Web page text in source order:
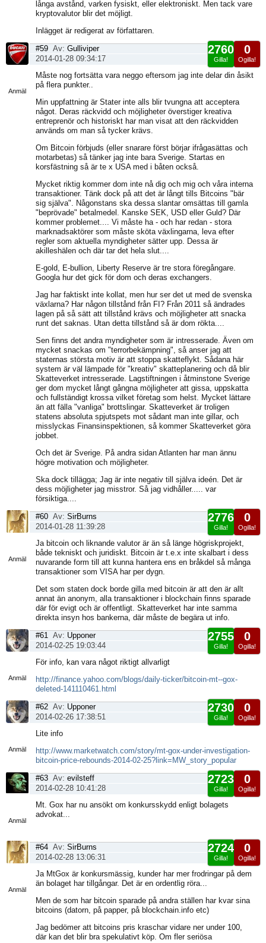
långa avstånd, varken fysiskt, eller elektroniskt. Men tack vare
kryptovalutor blir det möjligt.
Inlägget är redigerat av författaren.
Anmäl
0
Ogilla!
2760
Gilla!
#59 Av: Gulliviper
2014-01-28 09:34:17
Måste nog fortsätta vara neggo eftersom jag inte delar din åsikt
på flera punkter..
Min uppfattning är Stater inte alls blir tvungna att acceptera
något. Deras räckvidd och möjligheter överstiger kreativa
entreprenör och historiskt har man visat att den räckvidden
används om man så tycker krävs.
Om Bitcoin förbjuds (eller snarare först börjar ifrågasättas och
motarbetas) så tänker jag inte bara Sverige. Startas en
korsfästning så är te x USA med i båten också.
Mycket riktig kommer dom inte nå dig och mig och våra interna
transaktioner. Tänk dock på att det är långt tills Bitcoins "bär
sig själva". Någonstans ska dessa slantar omsättas till gamla
"beprövade" betalmedel. Kanske SEK, USD eller Guld? Där
kommer problemet.... Vi måste ha - och har redan - stora
marknadsaktörer som måste sköta växlingarna, leva efter
regler som aktuella myndigheter sätter upp. Dessa är
akilleshälen och där tar det hela slut....
E-gold, E-bullion, Liberty Reserve är tre stora föregångare.
Googla hur det gick för dom och deras exchangers.
Jag har faktiskt inte kollat, men hur ser det ut med de svenska
växlarna? Har någon tillstånd från FI? Från 2011 så ändrades
lagen på så sätt att tillstånd krävs och möjligheter att snacka
runt det saknas. Utan detta tillstånd så är dom rökta....
Sen finns det andra myndigheter som är intresserade. Även om
mycket snackas om "terrorbekämpning", så anser jag att
staternas största motiv är att stoppa skatteflykt. Sådana här
system är väl lämpade för "kreativ" skatteplanering och då blir
Skatteverket intresserade. Lagstiftningen i åtminstone Sverige
ger dom mycket långt gångna möjligheter att gissa, uppskatta
och fullständigt krossa vilket företag som helst. Mycket lättare
än att fälla "vanliga" brottslingar. Skatteverket är troligen
statens absoluta spjutspets mot sådant man inte gillar, och
misslyckas Finansinspektionen, så kommer Skatteverket göra
jobbet.
Och det är Sverige. På andra sidan Atlanten har man ännu
högre motivation och möjligheter.
Ska dock tillägga; Jag är inte negativ till själva ideén. Det är
dess möjligheter jag misstror. Så jag vidhåller..... var
försiktiga....
Anmäl
0
Ogilla!
2776
Gilla!
#60 Av: SirBurns
2014-01-28 11:39:28
Ja bitcoin och liknande valutor är än så länge högriskprojekt,
både tekniskt och juridiskt. Bitcoin är t.e.x inte skalbart i dess
nuvarande form till att kunna hantera ens en bråkdel så många
transaktioner som VISA har per dygn.
Det som staten dock borde gilla med bitcoin är att den är allt
annat än anonym, alla transaktioner i blockchain finns sparade
där för evigt och är offentligt. Skatteverket har inte samma
direkta insyn hos bankerna, där måste de begära ut info.
Anmäl
0
Ogilla!
2755
Gilla!
#61 Av: Upponer
2014-02-25 19:03:44
För info, kan vara något riktigt allvarligt
http://finance.yahoo.com/blogs/daily-ticker/bitcoin-mt--gox-
deleted-141110461.html
Anmäl
0
Ogilla!
2730
Gilla!
#62 Av: Upponer
2014-02-26 17:38:51
Lite info
http://www.marketwatch.com/story/mt-gox-under-investigation-
bitcoin-price-rebounds-2014-02-25?link=MW_story_popular
Anmäl
0
Ogilla!
2723
Gilla!
#63 Av: evilsteff
2014-02-28 10:41:28
Mt. Gox har nu ansökt om konkursskydd enligt bolagets
advokat...
Anmäl
0
Ogilla!
2724
Gilla!
#64 Av: SirBurns
2014-02-28 13:06:31
Ja MtGox är konkursmässig, kunder har mer frodringar på dem
än bolaget har tillgångar. Det är en ordentlig röra...
Men de som har bitcoin sparade på andra ställen har kvar sina
bitcoins (datorn, på papper, på blockchain.info etc)
Jag bedömer att bitcoins pris kraschar vidare ner under 100,
där kan det blir bra spekulativt köp. Om fler seriösa